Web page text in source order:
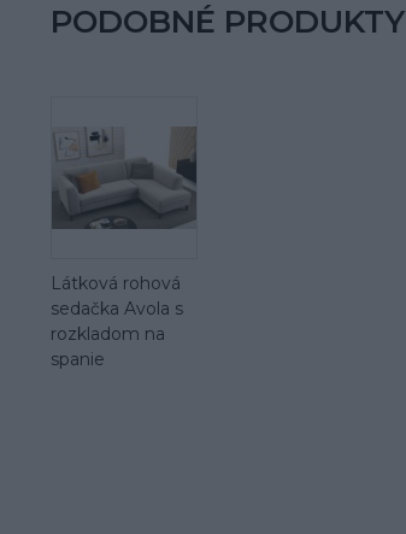
PODOBNÉ PRODUKTY
Látková rohová
sedačka Avola s
rozkladom na
spanie